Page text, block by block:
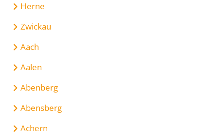
Herne
Zwickau
Aach
Aalen
Abenberg
Abensberg
Achern